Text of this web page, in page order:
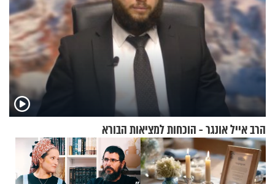
הרב אייל אונגר - הוכחות למציאות הבורא